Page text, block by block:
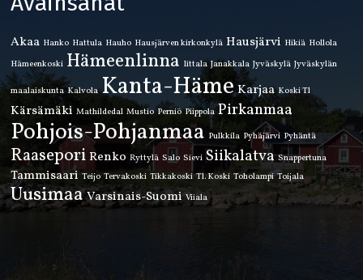
Akaa Hanko Hattula Hauho Hausjärven kirkonkylä Hausjärvi Hikiä Hollola
Hämeenkoski Hämeenlinna Iittala Janakkala Jyväskylä Jyväskylän
maalaiskunta Kalvola Kanta-HämeKarjaa Koski Tl
Kärsämäki Mathildedal Mustio Perniö Piippola Pirkanmaa
Pohjois-Pohjanmaa Pulkkila Pyhäjärvi Pyhäntä
Raasepori Renko Ryttylä Salo Sievi Siikalatva Snappertuna
Tammisaari Teijo Tervakoski Tikkakoski Tl. Koski Toholampi Toijala
UusimaaVarsinais-Suomi Viiala